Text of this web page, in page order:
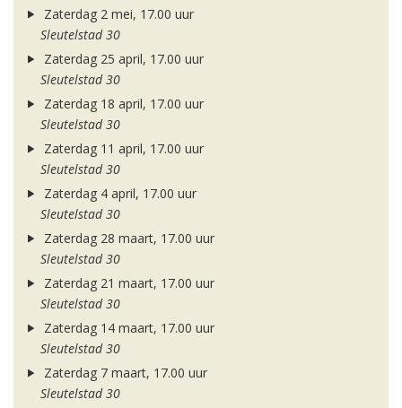
Zaterdag 2 mei, 17.00 uur
Sleutelstad 30
Zaterdag 25 april, 17.00 uur
Sleutelstad 30
Zaterdag 18 april, 17.00 uur
Sleutelstad 30
Zaterdag 11 april, 17.00 uur
Sleutelstad 30
Zaterdag 4 april, 17.00 uur
Sleutelstad 30
Zaterdag 28 maart, 17.00 uur
Sleutelstad 30
Zaterdag 21 maart, 17.00 uur
Sleutelstad 30
Zaterdag 14 maart, 17.00 uur
Sleutelstad 30
Zaterdag 7 maart, 17.00 uur
Sleutelstad 30